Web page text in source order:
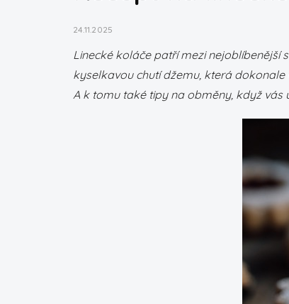
24.11.2025
Linecké koláče patří mezi nejoblíbenější
kyselkavou chutí džemu, která
A k tomu také tipy na obměny, když vás